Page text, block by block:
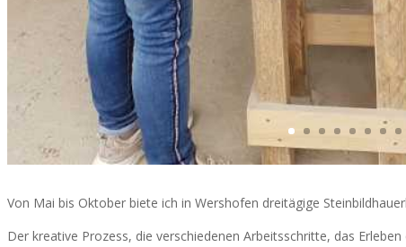
Von Mai bis Oktober biete ich in Wershofen dreitägige
Der kreative Prozess, die verschiedenen Arbeitsschritte, das